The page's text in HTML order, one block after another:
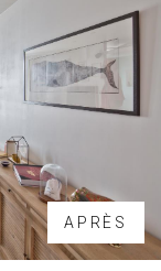
APRÈS